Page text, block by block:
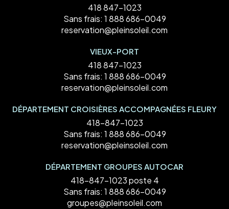
418 847-1023
Sans frais: 1 888 686-0049
reservation@pleinsoleil.com
VIEUX-PORT
418 847-1023
Sans frais: 1 888 686-0049
reservation@pleinsoleil.com
DÉPARTEMENT CROISIÈRES ACCOMPAGNÉES FLEURY
418-847-1023
Sans frais: 1 888 686-0049
reservation@pleinsoleil.com
DÉPARTEMENT GROUPES AUTOCAR
418-847-1023 poste 4
Sans frais: 1 888 686-0049
groupes@pleinsoleil.com